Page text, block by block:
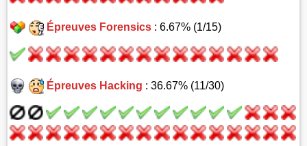
Épreuves Forensics: 6.67% (1/15)
Épreuves Hacking : 36.67% (11/30)